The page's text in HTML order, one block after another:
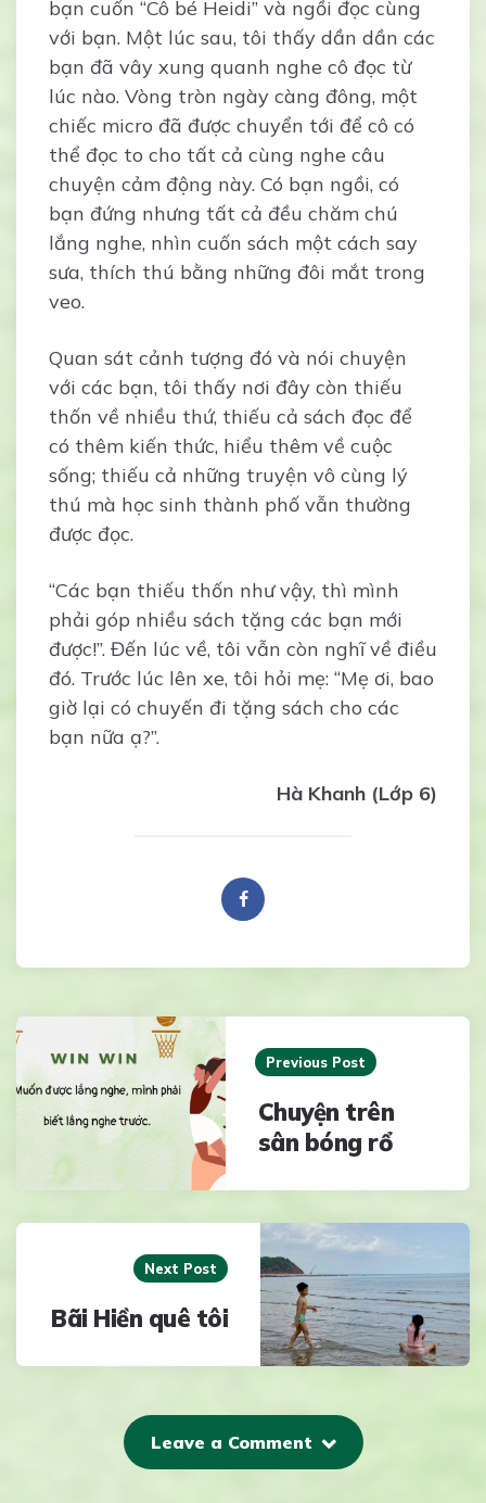
bạn cuốn “Cô bé Heidi” và ngồi đọc cùng
với bạn. Một lúc sau, tôi thấy dần dần các
bạn đã vây xung quanh nghe cô đọc từ
lúc nào. Vòng tròn ngày càng đông, một
chiếc micro đã được chuyển tới để cô có
thể đọc to cho tất cả cùng nghe câu
chuyện cảm động này. Có bạn ngồi, có
bạn đứng nhưng tất cả đều chăm chú
lắng nghe, nhìn cuốn sách một cách say
sưa, thích thú bằng những đôi mắt trong
veo.
Quan sát cảnh tượng đó và nói chuyện
với các bạn, tôi thấy nơi đây còn thiếu
thốn về nhiều thứ, thiếu cả sách đọc để
có thêm kiến thức, hiểu thêm về cuộc
sống; thiếu cả những truyện vô cùng lý
thú mà học sinh thành phố vẫn thường
được đọc.
“Các bạn thiếu thốn như vậy, thì mình
phải góp nhiều sách tặng các bạn mới
được!”. Đến lúc về, tôi vẫn còn nghĩ về điều
đó. Trước lúc lên xe, tôi hỏi mẹ: “Mẹ ơi, bao
giờ lại có chuyến đi tặng sách cho các
bạn nữa ạ?”.
Hà Khanh (Lớp 6)
Post
navigation
Previous Post
Chuyện trên
sân bóng rổ
Next Post
Bãi Hiền quê tôi
Leave a Comment